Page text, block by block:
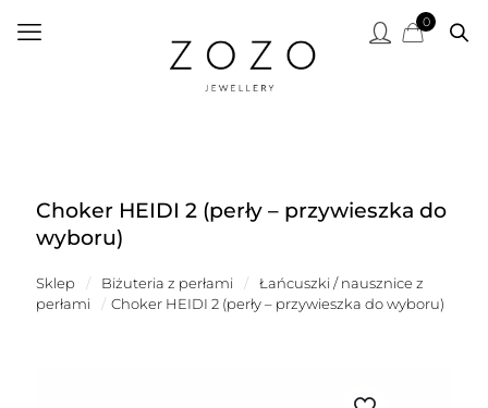
0
Choker HEIDI 2 (perły – przywieszka do
wyboru)
Sklep / Biżuteria z perłami /
Łańcuszki / nausznice z
perłami
/ Choker HEIDI 2 (perły – przywieszka do wyboru)